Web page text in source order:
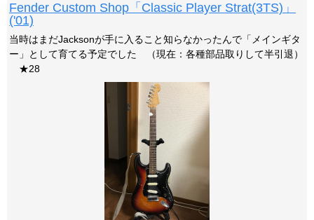
Fender Custom Shop「Classic Player Strat(3TS)」
('01)
当時はまだJacksonが手に入ること知らなかったんで「メインギタ
ー」として育てる予定でした （現在：各種部品取りして半引退）
★28